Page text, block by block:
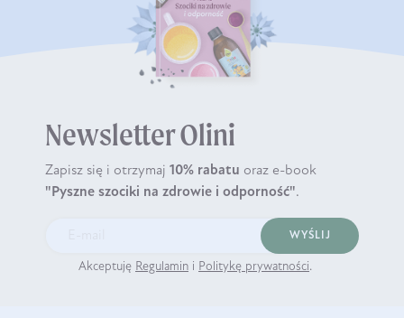
Newsletter Olini
Zapisz się i otrzymaj 10% rabatu oraz e-book
"Pyszne szociki na zdrowie i odporność".
WYŚLIJ
Akceptuję Regulamin i Politykę prywatności.